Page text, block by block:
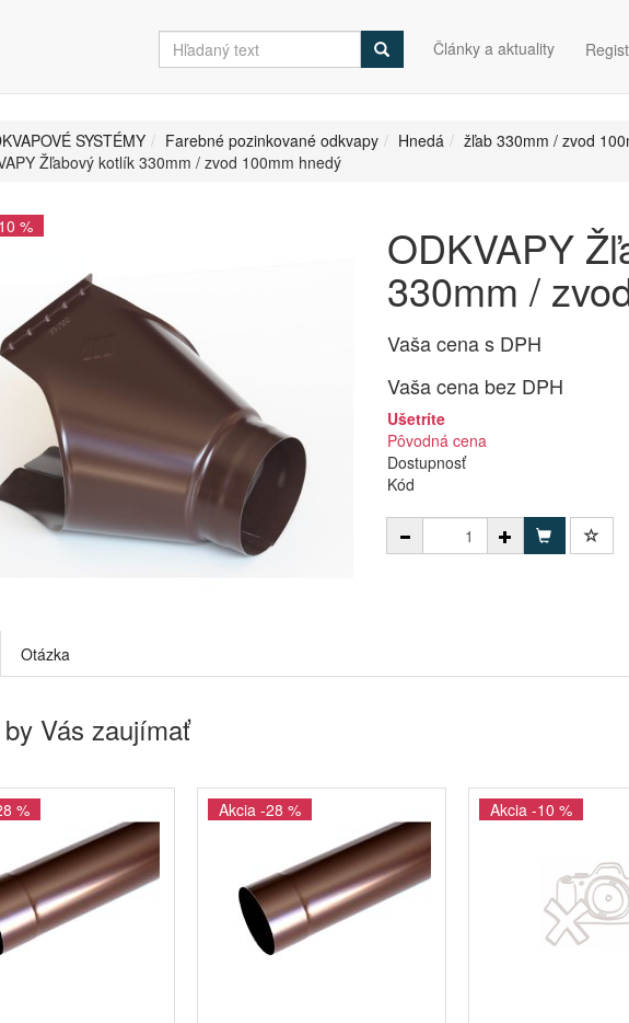
Články a aktuality
SYSTÉMY Farebné pozinkované odkvapy Hnedá
žľab 330mm / zvod
Žľabový kotlík 330mm / zvod 100mm hnedý
% ODKVAPY
330mm /
Vaša cena s DPH
Vaša cena bez DPH
Ušetríte
Pôvodná cena
Dostupnosť
Kód
Otázka
Vás zaujímať
% Akcia -28 % Akcia -10 %